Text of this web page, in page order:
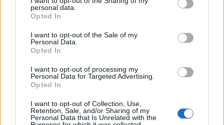
personal data.
Opted In
I want to opt-out of the Sale of my
Personal Data.
Opted In
I want to opt-out of processing my
Personal Data for Targeted Advertising.
Opted In
I want to opt-out of Collection, Use,
Retention, Sale, and/or Sharing of my
Personal Data that Is Unrelated with the
πάρα πολύ. Σταμάτησα να είμαι τόσο
εγωιστής»
ΣΥΝΕΝΤΕΥΞΕΙΣ